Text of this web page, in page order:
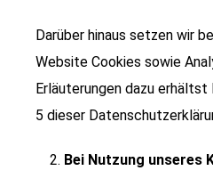
Darüber hinaus setzen wir
Website Cookies sowie
Erläuterungen dazu
5 dieser
Bei Nutzung unseres